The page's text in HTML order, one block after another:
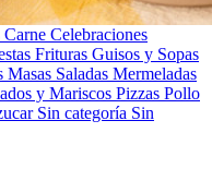
Carne Celebraciones
Frituras Guisos y Sopas
Masas Saladas Mermeladas
y Mariscos Pizzas Pollo
Sin categoría Sin